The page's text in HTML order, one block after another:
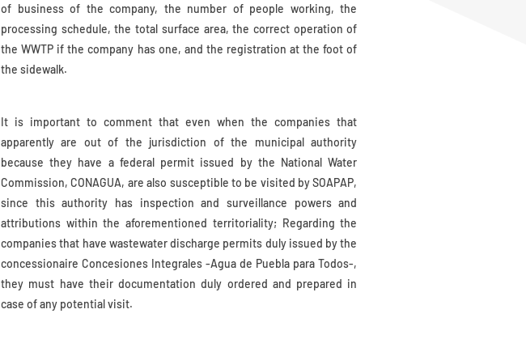
of business of the company, the number of people working, the
processing schedule, the total surface area, the correct operation of
the WWTP if the company has one, and the registration at the foot of
the sidewalk.
It is important to comment that even when the companies that
apparently are out of the jurisdiction of the municipal authority
because they have a federal permit issued by the National Water
Commission, CONAGUA, are also susceptible to be visited by SOAPAP,
since this authority has inspection and surveillance powers and
attributions within the aforementioned territoriality; Regarding the
companies that have wastewater discharge permits duly issued by the
concessionaire Concesiones Integrales -Agua de Puebla para Todos-,
they must have their documentation duly ordered and prepared in
case of any potential visit.